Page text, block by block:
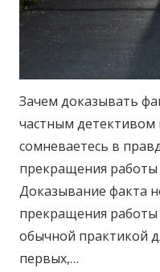
Зачем доказывать
частным
сомневаетесь в
прекращения работы
Доказывание факта
прекращения
обычной практикой
первых,…